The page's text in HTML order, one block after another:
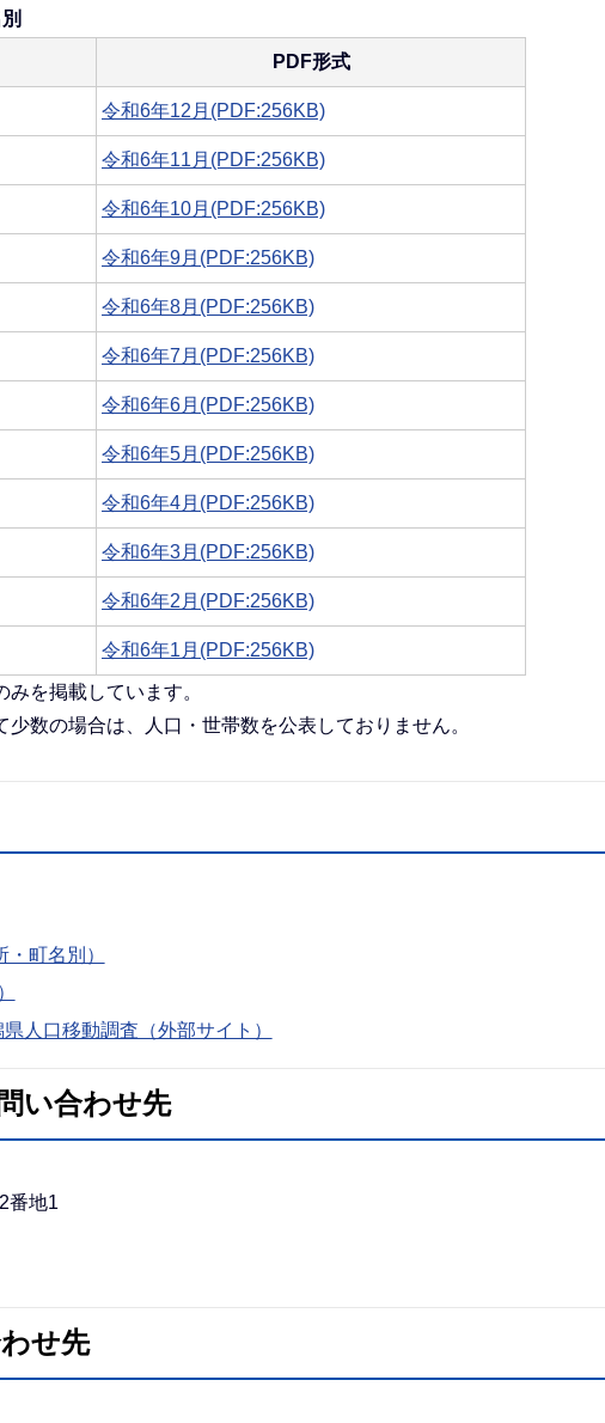
PDF形式
令和6年12月(PDF:256KB)
令和6年11月(PDF:256KB)
令和6年10月(PDF:256KB)
令和6年9月(PDF:256KB)
令和6年8月(PDF:256KB)
令和6年7月(PDF:256KB)
令和6年6月(PDF:256KB)
令和6年5月(PDF:256KB)
令和6年4月(PDF:256KB)
令和6年3月(PDF:256KB)
令和6年2月(PDF:256KB)
令和6年1月(PDF:256KB)
を掲載しています。
数の場合は、人口・世帯数を公表しておりません。
町名別）
人口移動調査（外部サイト）
い合わせ先
番地1
せ先